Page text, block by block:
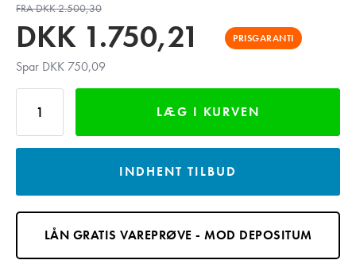
FRA DKK 2.500,30
DKK 1.750,21
Spar DKK 750,09
PRISGARANTI
LÆG I KURVEN
INDHENT TILBUD
LÅN GRATIS VAREPRØVE - MOD DEPOSITUM